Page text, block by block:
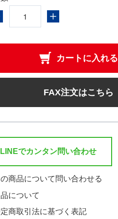
カートに入れる
FAX注文はこちら
LINEでカンタン問い合わせ
の商品について問い合わせる
品について
定商取引法に基づく表記
す